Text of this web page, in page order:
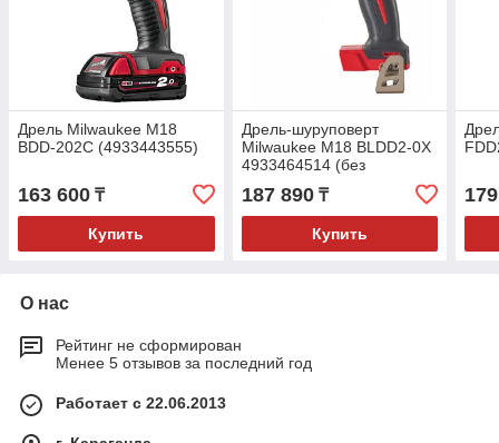
Дрель Milwaukee M18
BDD-202C (4933443555)
163 600 ₸
Купить
Дрель-шуруповерт
Milwaukee M18 BLDD2-0X
4933464514 (без
аккумулятора и зарядного
устройства)
187 890₸
Купить
О нас
Рейтинг не сформирован
Менее 5 отзывов за последний год
Работает с 22.06.2013